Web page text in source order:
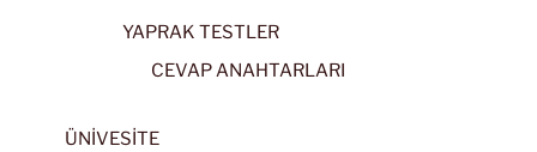
YAPRAK TESTLER
CEVAP ANAHTARLARI
ÜNİVESİTE